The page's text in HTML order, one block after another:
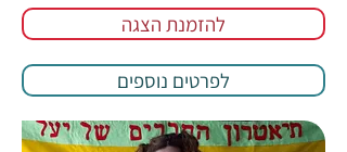
להזמנת הצגה
לפרטים נוספים